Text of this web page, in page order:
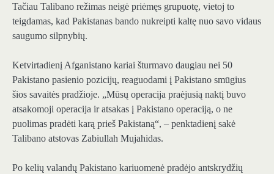
Tačiau Talibano režimas neigė priėmęs grupuotę, vietoj to
teigdamas, kad Pakistanas bando nukreipti kaltę nuo savo vidaus
saugumo silpnybių.
Ketvirtadienį Afganistano kariai šturmavo daugiau nei 50
Pakistano pasienio pozicijų, reaguodami į Pakistano smūgius
šios savaitės pradžioje. „Mūsų operacija praėjusią naktį buvo
atsakomoji operacija ir atsakas į Pakistano operaciją, o ne
puolimas pradėti karą prieš Pakistaną“, – penktadienį sakė
Talibano atstovas Zabiullah Mujahidas.
Po kelių valandų Pakistano kariuomenė pradėjo antskrydžių